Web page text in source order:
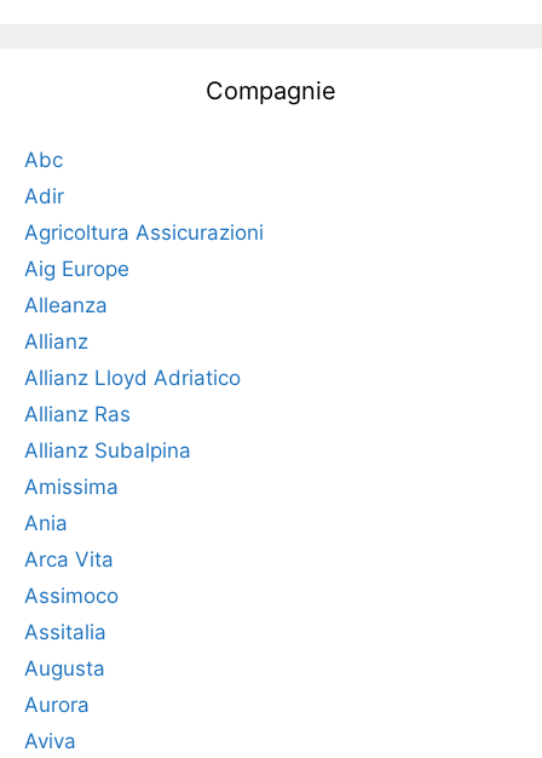
Compagnie
Abc
Adir
Agricoltura Assicurazioni
Aig Europe
Alleanza
Allianz
Allianz Lloyd Adriatico
Allianz Ras
Allianz Subalpina
Amissima
Ania
Arca Vita
Assimoco
Assitalia
Augusta
Aurora
Aviva